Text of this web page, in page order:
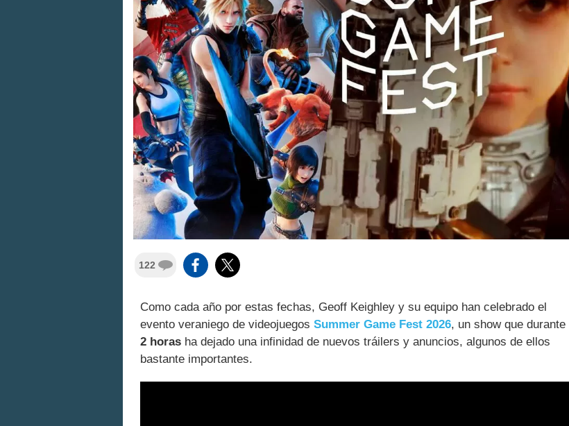
122
Como cada año por estas fechas, Geoff Keighley y su equipo han celebrado el
evento veraniego de videojuegos Summer Game Fest 2026, un show que durante
2 horas ha dejado una infinidad de nuevos tráilers y anuncios, algunos de ellos
bastante importantes.